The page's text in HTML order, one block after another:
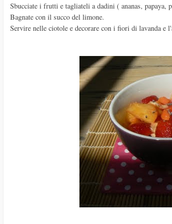
Sbucciate i frutti e tagliateli a dadini ( ananas, papaya,
Bagnate con il succo del limone.
Servire nelle ciotole e decorare con i fiori di lavanda e